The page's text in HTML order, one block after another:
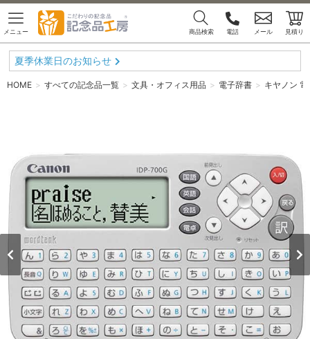
メニュー 商品検索 電話 メール 見積り
夏季休業日のお知らせ
HOME すべての記念品一覧 文具・オフィス用品 電子辞書 キヤノン